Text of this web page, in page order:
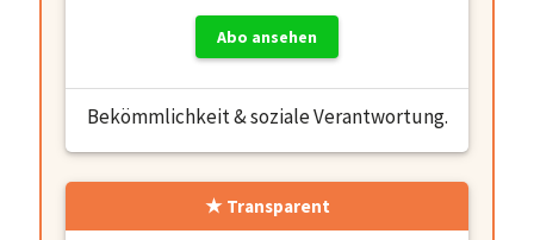
Abo ansehen
Bekömmlichkeit & soziale Verantwortung.
Transparent